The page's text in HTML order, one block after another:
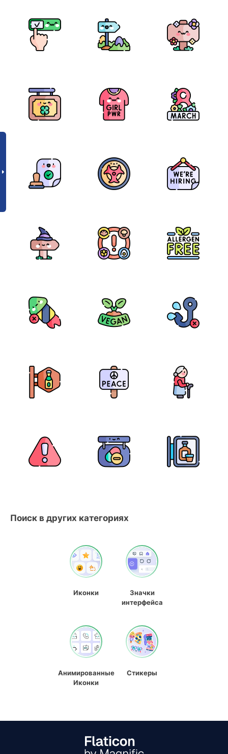
Поиск в других категориях
Иконки
Значки
интерфейса
Анимированные
Иконки
Стикеры